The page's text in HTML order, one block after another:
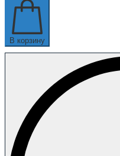
В корзину